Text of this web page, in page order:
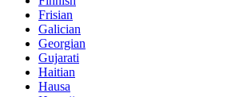
Frisian
Galician
Georgian
Gujarati
Haitian
Hausa